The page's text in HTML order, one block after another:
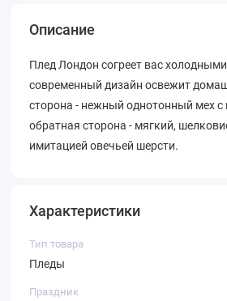
Описание
Плед Лондон согреет вас
современный дизайн освежит
сторона - нежный однотонный мех с
обратная сторона - мягкий,
имитацией овечьей шерсти.
Характеристики
Тип товара
Пледы
Праздник